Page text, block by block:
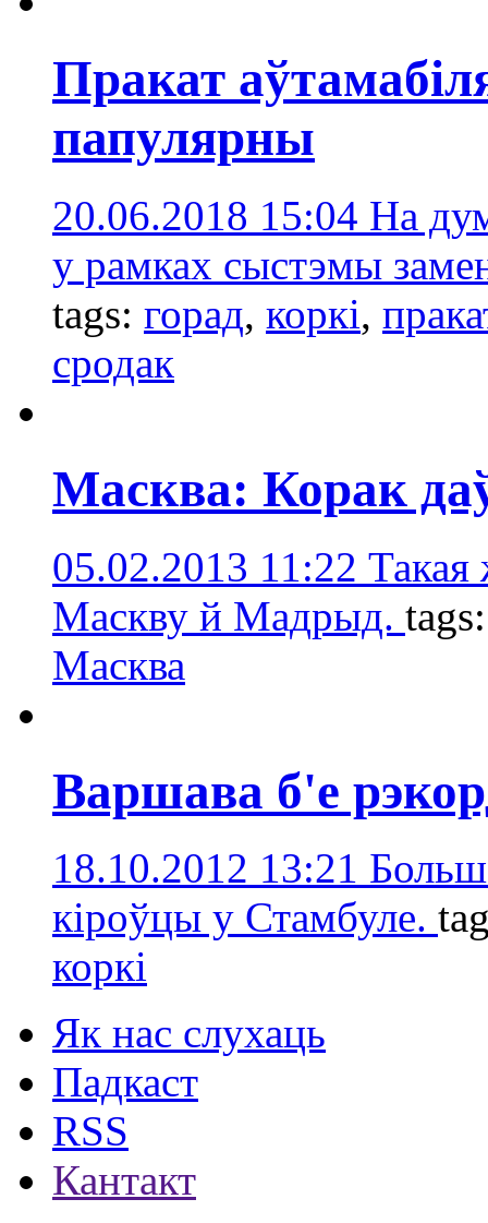
Пракат
папулярны
20.06.2018 15:04 На
у рамках сыстэмы
tags: горад, коркі,
сродак
Масква: Корак
05.02.2013 11:22 Такая
Маскву й Мадрыд.
Масква
Варшава б'е
18.10.2012 13:21 Больш
кіроўцы у Стамбуле.
коркі
Як нас слухаць
Падкаст
RSS
Кантакт